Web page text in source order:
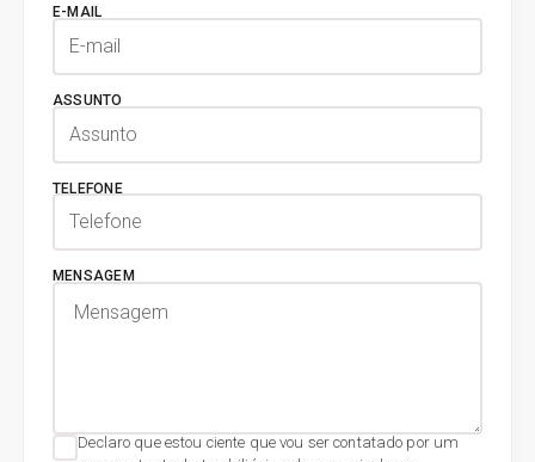
E-MAIL
ASSUNTO
TELEFONE
MENSAGEM
Declaro que estou ciente que vou ser contatado por um